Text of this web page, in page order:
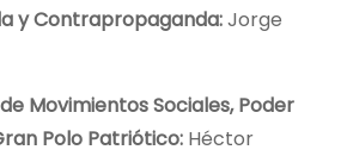
y Contrapropaganda:Jorge
Movimientos Sociales, Poder
Polo Patriótico: Héctor